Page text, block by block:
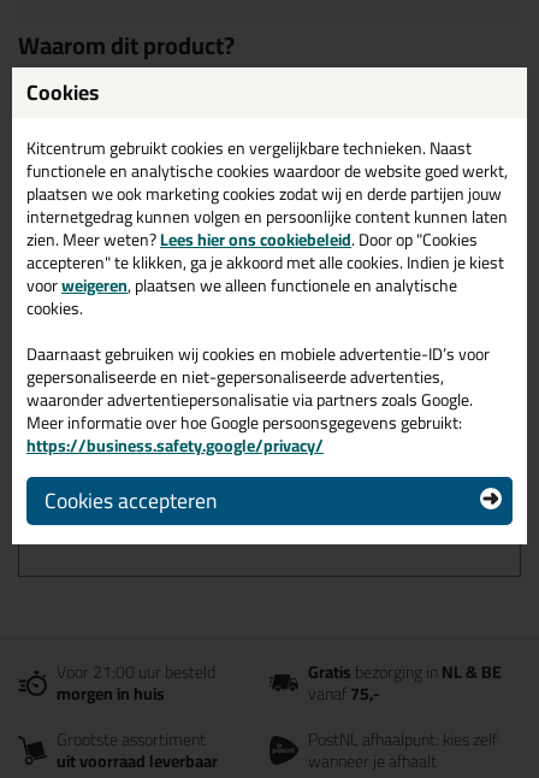
Waarom dit product?
Moeilijk ontvlambaar - bouwmateriaal B1 conform DIN 4102
Omschrijving Specificaties Reviews (0)
Ottoseal S94 310ml in
Transparant C00
Zoek je kit in een specifieke kleur? Gevonden! Deze overige
siliconenkit Ottoseal S94 310ml in de kleur Transparant C00 is te
gebruiken voor verschillende toepassingen. Een duurzame en
veelzijdige kit welke makkelijk te verwerken is. Perfect als je een
bijpassende kleur zoekt met gegarandeerd een topresultaat.
Bestel de Ottoseal S94 310ml in kleur Transparant C00 vandaag
nog! Op voorraad en op werkdagen besteld = morgen in huis.
Wil je meer weten over de toepassing en kenmerken van dit
product?Lees alles over dit product >
Voor 21:00 uur besteld
morgen in huis
Gratisbezorging inNL & BE
vanaf75,-
Grootste assortiment
uit voorraad leverbaar
PostNL afhaalpunt: kies zelf
wanneer je afhaalt
Cookies
Kitcentrum gebruikt cookies en vergelijkbare technieken. Naast
functionele en analytische cookies waardoor de website goed werkt,
plaatsen we ook marketing cookies zodat wij en derde partijen jouw
internetgedrag kunnen volgen en persoonlijke content kunnen laten
zien. Meer weten?Lees hier ons cookiebeleid. Door op "Cookies
accepteren" te klikken, ga je akkoord met alle cookies. Indien je kiest
voorweigeren, plaatsen we alleen functionele en analytische
cookies.
Daarnaast gebruiken wij cookies en mobiele advertentie-ID’s voor
gepersonaliseerde en niet-gepersonaliseerde advertenties,
waaronder advertentiepersonalisatie via partners zoals Google.
Meer informatie over hoe Google persoonsgegevens gebruikt:
https://business.safety.google/privacy/
Cookies accepteren